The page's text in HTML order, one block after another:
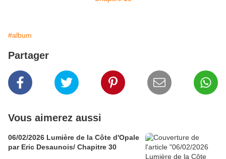
#album
Partager
Vous aimerez aussi
06/02/2026 Lumière de la Côte d'Opale
par Eric Desaunois/ Chapitre 30